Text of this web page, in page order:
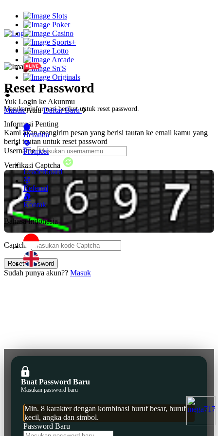
Slots
Poker
Casino
Sports+
Lotto
Arcade
Sn'S
Originals
Yuk Login ke Akunmu
MasukAtau Daftar Baru
Beranda
Promosi
Leaderboard
Referral
Kontak
Bahasa Indonesia
Reset Password
Masukan informasi berikut untuk reset password.
Informasi Penting
Kami akan mengirim pesan yang berisi tautan ke email kamu yang
berisi tautan untuk reset password
Username
Verifikasi Captcha
Captcha
Reset Password
Sudah punya akun?? Masuk
Buat Password Baru
Masukan password baru
Min. 8 karakter dengan kombinasi huruf besar, huruf
kecil, angka dan simbol.
Password Baru